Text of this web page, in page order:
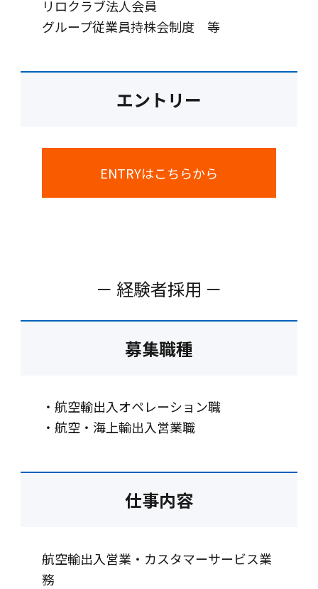
リロクラブ法人会員
グループ従業員持株会制度 等
エントリー
ENTRYはこちらから
－ 経験者採用 －
募集職種
・航空輸出入オペレーション職
・航空・海上輸出入営業職
仕事内容
航空輸出入営業・カスタマーサービス業
務